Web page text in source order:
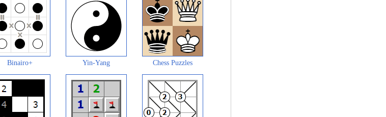
Binairo+ Yin-Yang Chess Puzzles